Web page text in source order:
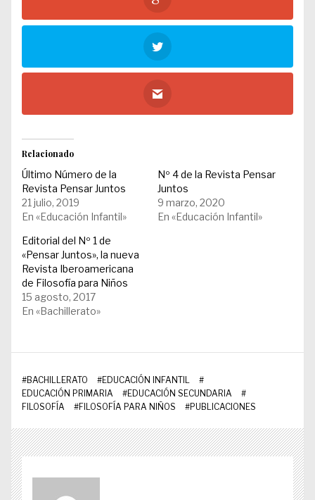
Relacionado
Último Número de la
Revista Pensar Juntos
21 julio, 2019
En «Educación Infantil»
Nº 4 de la Revista Pensar
Juntos
9 marzo, 2020
En «Educación Infantil»
Editorial del Nº 1 de
«Pensar Juntos», la nueva
Revista Iberoamericana
de Filosofía para Niños
15 agosto, 2017
En «Bachillerato»
#BACHILLERATO #EDUCACIÓN INFANTIL
#
EDUCACIÓN PRIMARIA
#EDUCACIÓN SECUNDARIA
#
FILOSOFÍA
#FILOSOFÍA PARA NIÑOS #PUBLICACIONES